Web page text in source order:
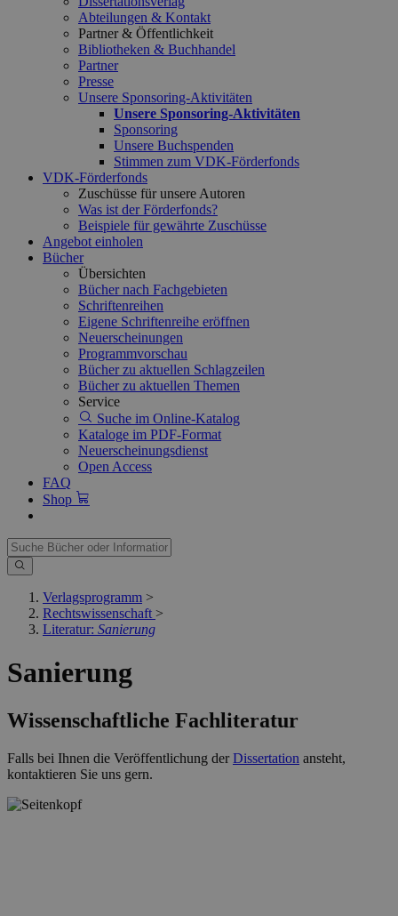
Abteilungen & Kontakt
Partner & Öffentlichkeit
Bibliotheken & Buchhandel
Partner
Presse
Unsere Sponsoring-Aktivitäten
Unsere Sponsoring-Aktivitäten
Sponsoring
Unsere Buchspenden
Stimmen zum VDK-Förderfonds
VDK-Förderfonds
Zuschüsse für unsere Autoren
Was ist der Förderfonds?
Beispiele für gewährte Zuschüsse
Angebot einholen
Bücher
Übersichten
Bücher nach Fachgebieten
Schriftenreihen
Eigene Schriftenreihe eröffnen
Neuerscheinungen
Programmvorschau
Bücher zu aktuellen Schlagzeilen
Bücher zu aktuellen Themen
Service
Suche im Online-Katalog
Kataloge im PDF-Format
Neuerscheinungsdienst
Open Access
FAQ
Shop
Verlagsprogramm >
Rechtswissenschaft >
Literatur: Sanierung
Sanierung
Wissenschaftliche Fachliteratur
Falls bei Ihnen die Veröffentlichung derDissertation ansteht,
kontaktieren Sie uns gern.